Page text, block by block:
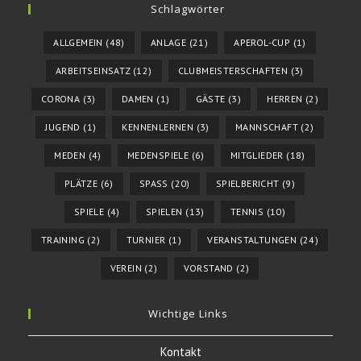
Schlagwörter
ALLGEMEIN (48) ANLAGE (21) APEROL-CUP (1)
ARBEITSEINSATZ(12) CLUBMEISTERSCHAFTEN (3)
CORONA (3) DAMEN (1) GÄSTE (3) HERREN (2)
JUGEND (1) KENNENLERNEN (3) MANNSCHAFT(2)
MEDEN (4) MEDENSPIELE (6) MITGLIEDER (18)
PLÄTZE (6) SPASS (20) SPIELBERICHT (9)
SPIELE (4) SPIELEN (13) TENNIS (10)
TRAINING (2) TURNIER (1) VERANSTALTUNGEN (24)
VEREIN (2) VORSTAND (2)
Wichtige Links
Kontakt